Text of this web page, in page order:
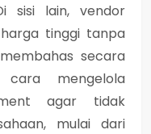
sisi lain, vendor
tinggi tanpa
secara
cara mengelola
agar tidak
mulai dari